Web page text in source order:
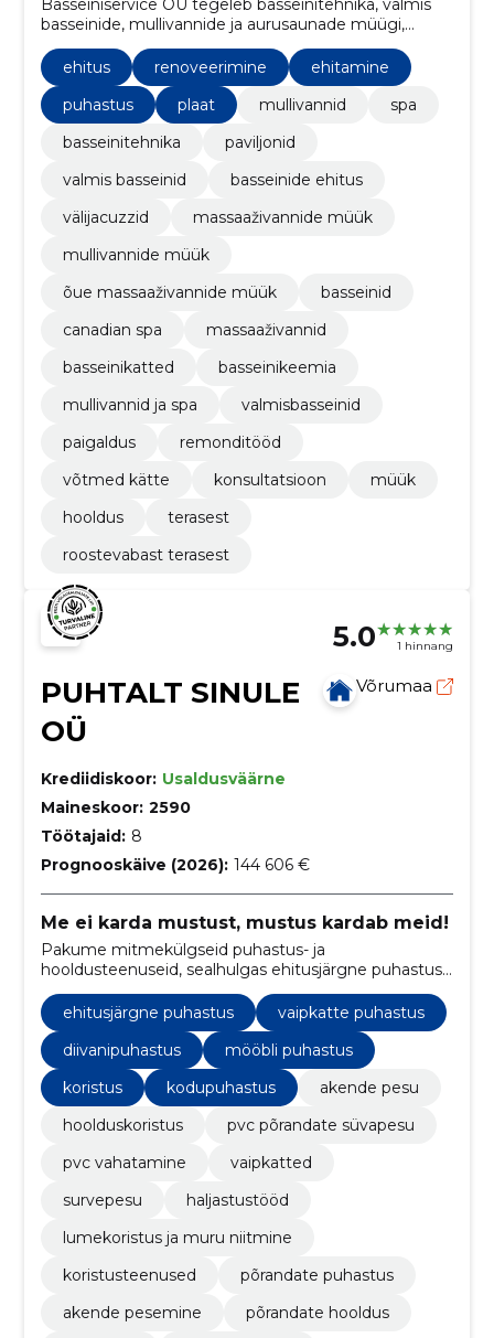
Basseiniservice OÜ tegeleb basseinitehnika, valmis
basseinide, mullivannide ja aurusaunade müügi,
ehituse ning paigaldusega.
ehitus
renoveerimine
ehitamine
puhastus
plaat mullivannid
spa
basseinitehnika
paviljonid
valmis basseinid
basseinide ehitus
välijacuzzid
massaaživannide müük
mullivannide müük
õue massaaživannide müük
basseinid
canadian spa
massaaživannid
basseinikatted
basseinikeemia
mullivannid ja spa
valmisbasseinid
paigaldus
remonditööd
võtmed kätte
konsultatsioon
müük
hooldus
terasest
roostevabast terasest
5.0 1 hinnang
PUHTALT SINULE
OÜ
Võrumaa
Krediidiskoor: Usaldusväärne
Maineskoor: 2590
Töötajaid: 8
Prognooskäive (2026): 144 606 €
Me ei karda mustust, mustus kardab meid!
Pakume mitmekülgseid puhastus- ja
hooldusteenuseid, sealhulgas ehitusjärgne puhastus,
akende pesemine, vaipkatte puhastus, põrandate
hooldus, pehme mööbli puhastus ning üldine
hoolduskoristus, tagades puhtuse, kvaliteedi ja
rahulolu.
ehitusjärgne puhastus
vaipkatte puhastus
diivanipuhastus
mööbli puhastus
koristus
kodupuhastus
akende pesu
hoolduskoristus
pvc põrandate süvapesu
pvc vahatamine
vaipkatted
survepesu
haljastustööd
lumekoristus ja muru niitmine
koristusteenused
põrandate puhastus
akende pesemine
põrandate hooldus